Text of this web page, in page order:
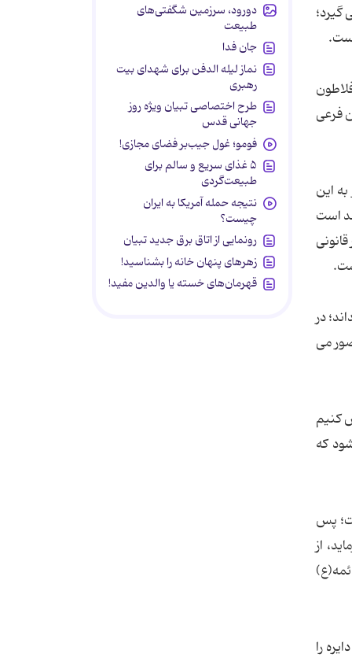
گیرد؛
فرعی
این
است
در
می
کنیم
اخذ شود که
است؛ پس
از
را
دورود، سرزمین شگفتی‌های
طبیعت
جان فدا
نماز لیله الدفن برای شهدای بیت
رهبری
طرح اختصاصی تبیان ویژه روز
جهانی قدس
فومو؛ غول جیب‌بر فضای مجازی!
۵ غذای سریع و سالم برای
طبیعت‌گردی
نتیجه حمله آمریکا به ایران
چیست؟
رونمایی از اتاق برق جدید تبیان
زهرهای پنهان خانه را بشناسید!
قهرمان‌های خسته یا والدین مفید!